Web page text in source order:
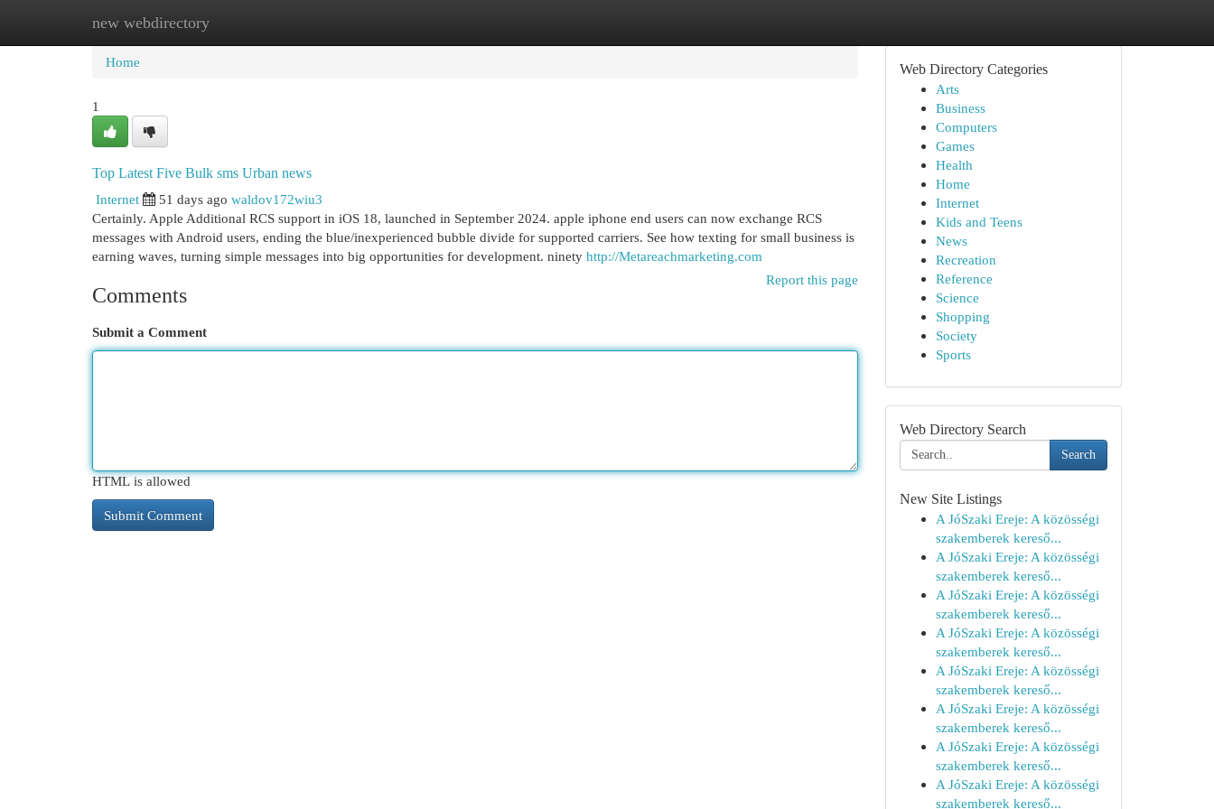
new webdirectory
Home New Site Listings
Home
1
Top Latest Five Bulk sms Urban news
Internet
51 days ago waldov172wiu3
Certainly. Apple Additional RCS support in iOS 18, launched in September 2024. apple iphone end users can now exchange RCS
messages with Android users, ending the blue/inexperienced bubble divide for supported carriers. See how texting for small business is
earning waves, turning simple messages into big opportunities for development. ninety http://Metareachmarketing.com
Report this page
Comments
Submit a Comment
HTML is allowed
Web Directory Categories
Arts
Business
Computers
Games
Health
Home
Internet
Kids and Teens
News
Recreation
Reference
Science
Shopping
Society
Sports
Web Directory Search
Search
New Site Listings
A JóSzaki Ereje: A közösségi
szakemberek kereső...
A JóSzaki Ereje: A közösségi
szakemberek kereső...
A JóSzaki Ereje: A közösségi
szakemberek kereső...
A JóSzaki Ereje: A közösségi
szakemberek kereső...
A JóSzaki Ereje: A közösségi
szakemberek kereső...
A JóSzaki Ereje: A közösségi
szakemberek kereső...
A JóSzaki Ereje: A közösségi
szakemberek kereső...
A JóSzaki Ereje: A közösségi
szakemberek kereső...